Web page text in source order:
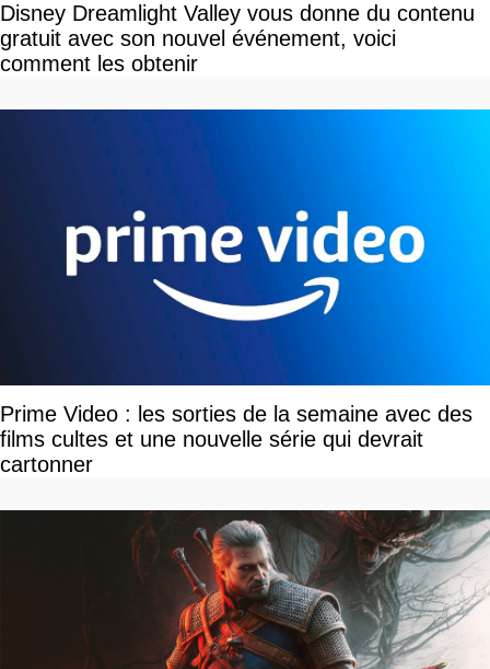
Disney Dreamlight Valley vous donne du contenu
gratuit avec son nouvel événement, voici
comment les obtenir
Prime Video : les sorties de la semaine avec des
films cultes et une nouvelle série qui devrait
cartonner